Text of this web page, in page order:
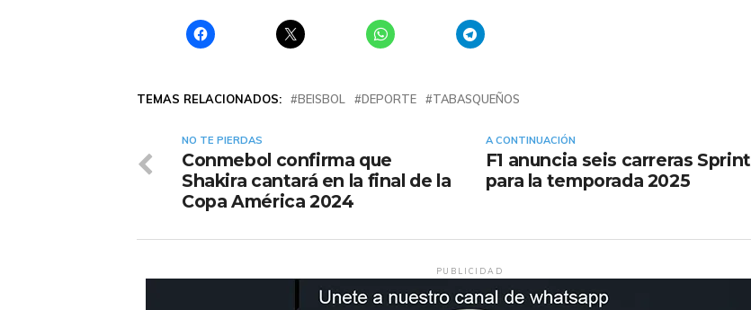
TEMAS RELACIONADOS: BEISBOL DEPORTE TABASQUEÑOS
A CONTINUACIÓN
F1 anuncia seis carreras Sprint
para la temporada 2025
NO TE PIERDAS
Conmebol confirma que
Shakira cantará en la final de la
Copa América 2024
PUBLICIDAD